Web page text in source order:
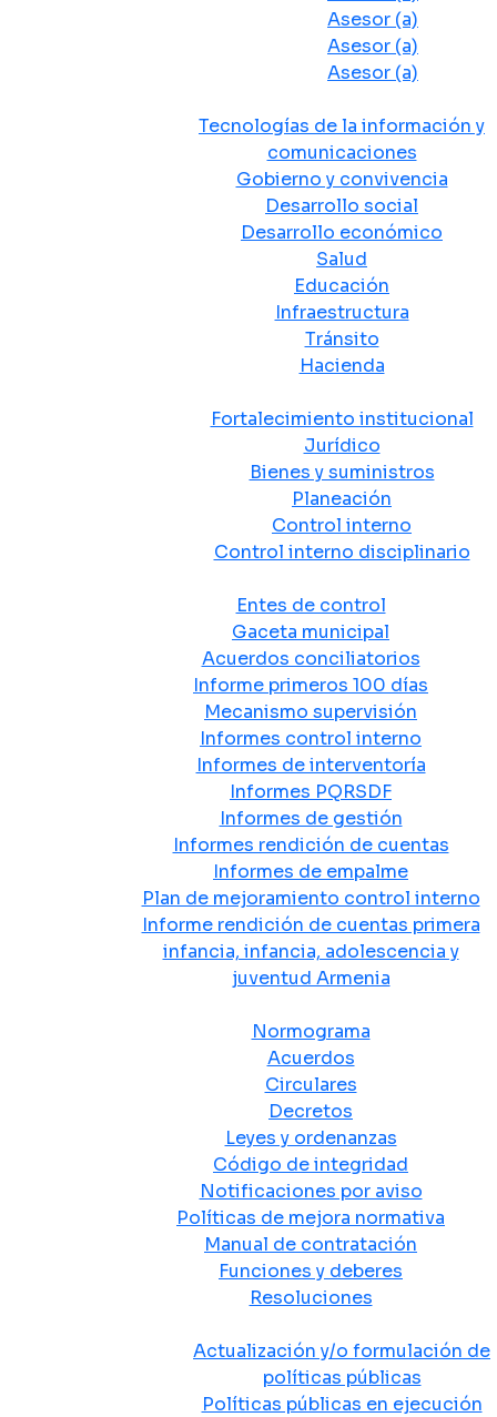
Asesor (a)
Asesor (a)
Asesor (a)
Tecnologías de la información y
comunicaciones
Gobierno y convivencia
Desarrollo social
Desarrollo económico
Salud
Educación
Infraestructura
Tránsito
Hacienda
Fortalecimiento institucional
Jurídico
Bienes y suministros
Planeación
Control interno
Control interno disciplinario
Entes de control
Gaceta municipal
Acuerdos conciliatorios
Informe primeros 100 días
Mecanismo supervisión
Informes control interno
Informes de interventoría
Informes PQRSDF
Informes de gestión
Informes rendición de cuentas
Informes de empalme
Plan de mejoramiento control interno
Informe rendición de cuentas primera
infancia, infancia, adolescencia y
juventud Armenia
Normograma
Acuerdos
Circulares
Decretos
Leyes y ordenanzas
Código de integridad
Notificaciones por aviso
Políticas de mejora normativa
Manual de contratación
Funciones y deberes
Resoluciones
Actualización y/o formulación de
políticas públicas
Políticas públicas en ejecución